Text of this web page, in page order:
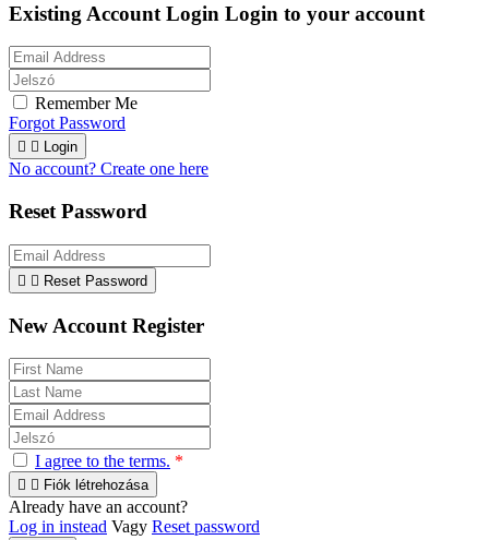
Existing Account Login Login to your account
Remember Me
Forgot Password
  Login
No account? Create one here
Reset Password
  Reset Password
New Account Register
I agree to the terms. *
  Fiók létrehozása
Already have an account?
Log in instead Vagy Reset password